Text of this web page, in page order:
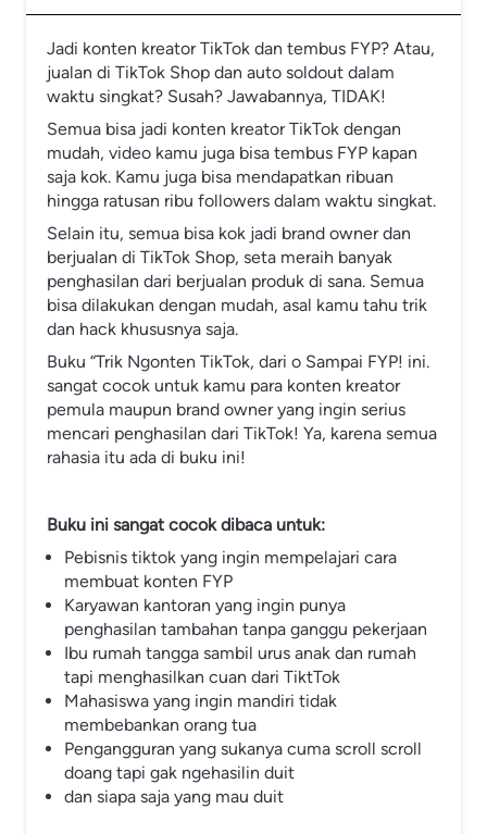
Jadi konten kreator TikTok dan tembus FYP? Atau,
jualan di TikTok Shop dan auto soldout dalam
waktu singkat? Susah? Jawabannya, TIDAK!
Semua bisa jadi konten kreator TikTok dengan
mudah, video kamu juga bisa tembus FYP kapan
saja kok. Kamu juga bisa mendapatkan ribuan
hingga ratusan ribu followers dalam waktu singkat.
Selain itu, semua bisa kok jadi brand owner dan
berjualan di TikTok Shop, seta meraih banyak
penghasilan dari berjualan produk di sana. Semua
bisa dilakukan dengan mudah, asal kamu tahu trik
dan hack khususnya saja.
Buku “Trik Ngonten TikTok, dari o Sampai FYP! ini.
sangat cocok untuk kamu para konten kreator
pemula maupun brand owner yang ingin serius
mencari penghasilan dari TikTok! Ya, karena semua
rahasia itu ada di buku ini!
Buku ini sangat cocok dibaca untuk:
Pebisnis tiktok yang ingin mempelajari cara
membuat konten FYP
Karyawan kantoran yang ingin punya
penghasilan tambahan tanpa ganggu pekerjaan
Ibu rumah tangga sambil urus anak dan rumah
tapi menghasilkan cuan dari TiktTok
Mahasiswa yang ingin mandiri tidak
membebankan orang tua
Pengangguran yang sukanya cuma scroll scroll
doang tapi gak ngehasilin duit
dan siapa saja yang mau duit